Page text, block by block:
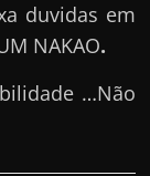
duvidas em
NAKAO.
…Não